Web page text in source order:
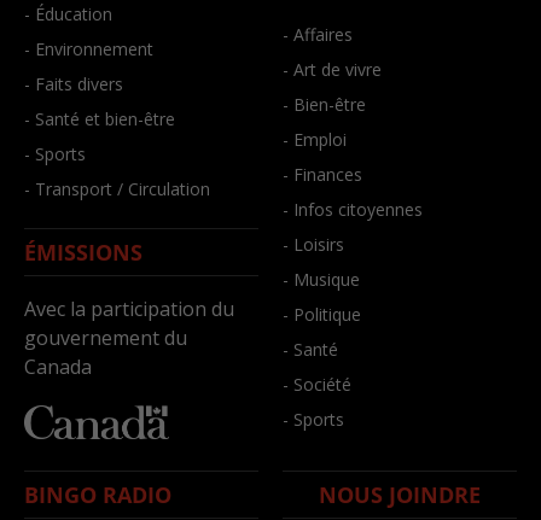
- Éducation
- Environnement
- Faits divers
- Santé et bien-être
- Sports
- Transport / Circulation
ÉMISSIONS
Avec la participation du
gouvernement du
Canada
- Affaires
- Art de vivre
- Bien-être
- Emploi
- Finances
- Infos citoyennes
- Loisirs
- Musique
- Politique
- Santé
- Société
- Sports
BINGO RADIO NOUS JOINDRE